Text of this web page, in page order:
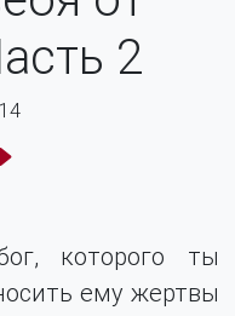
2
которого ты
ему жертвы